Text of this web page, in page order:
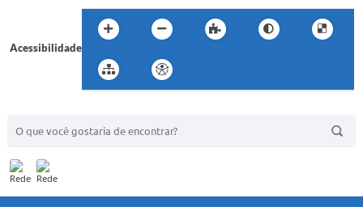
Acessibilidade